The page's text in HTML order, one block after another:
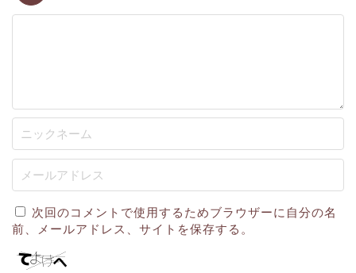
次回のコメントで使用するためブラウザーに自分の名
前、メールアドレス、サイトを保存する。